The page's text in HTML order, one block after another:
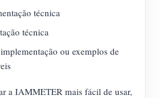
técnica
técnica
ou exemplos de
a IAMMETER mais fácil de usar,